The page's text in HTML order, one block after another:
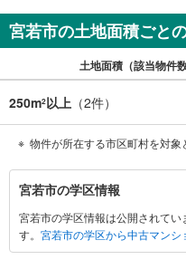
宮若市の土地面積ごと
土地面積（該当物件数
250m2以上 （2件）
物件が所在する市区町村を対象
宮
若
市
に
宮若市の学区情報
宮若市の学区情報は公開されて
す。 宮若市の学区から中古マンシ